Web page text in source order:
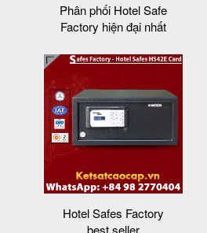
Phân phối Hotel Safe
Factory hiện đại nhất
Hotel Safes Factory
best seller